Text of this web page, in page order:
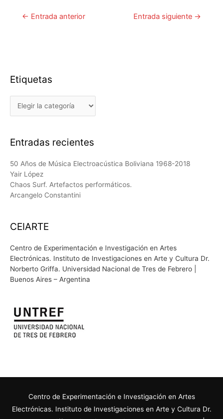
Navegación
← Entrada anterior Entrada siguiente →
Etiquetas
Entradas recientes
50 Años de Música Electroacústica Boliviana 1968-2018
Yair López
Chaos Surf. Artefactos performáticos.
Arcangelo Constantini
CEIARTE
Centro de Experimentación e Investigación en Artes
Electrónicas. Instituto de Investigaciones en Arte y Cultura Dr.
Norberto Griffa. Universidad Nacional de Tres de Febrero |
Buenos Aires – Argentina
Centro de Experimentación e Investigación en Artes
Electrónicas. Instituto de Investigaciones en Arte y Cultura Dr.